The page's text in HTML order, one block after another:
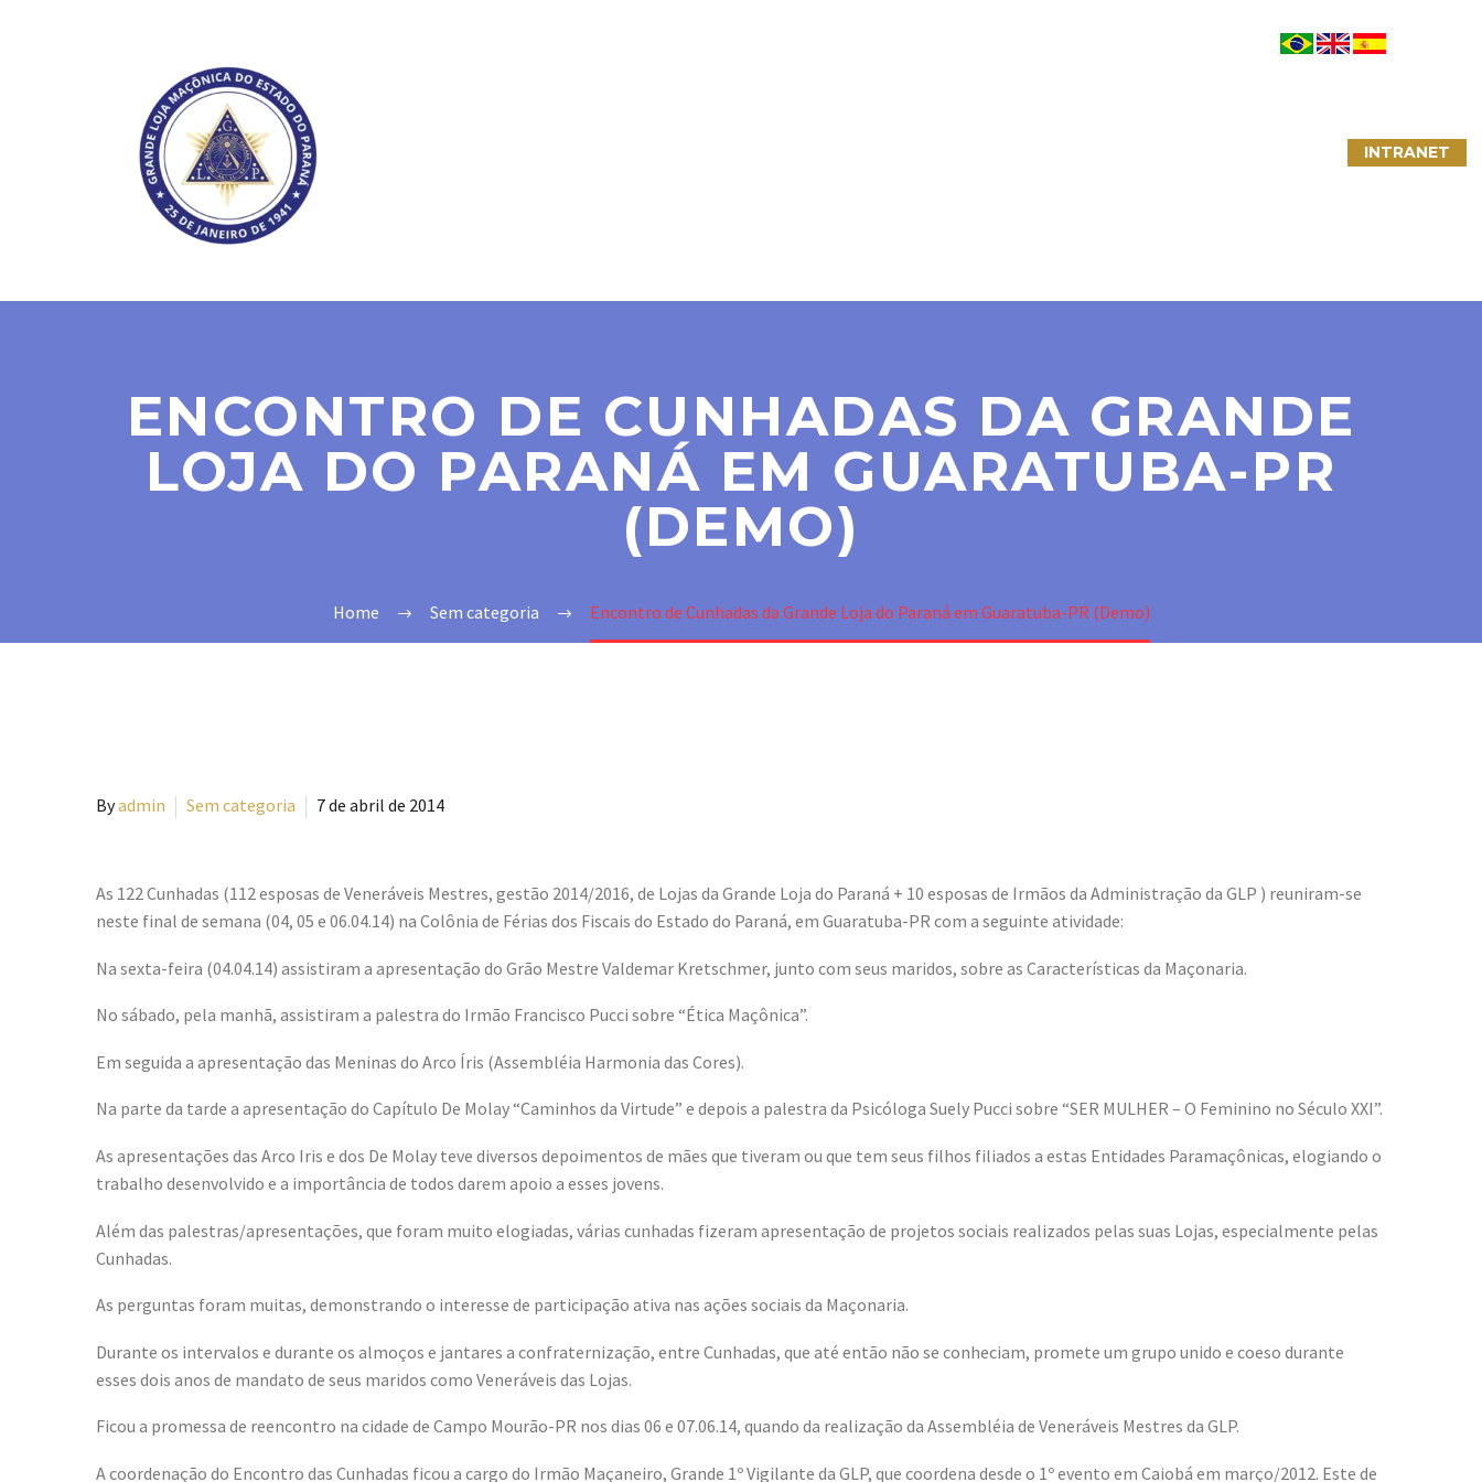
INTRANET
ENCONTRO DE CUNHADAS DA GRANDE
LOJA DO PARANÁ EM GUARATUBA-PR
(DEMO)
Home Sem categoria Encontro de Cunhadas da Grande Loja do Paraná em Guaratuba-PR (Demo)
Byadmin Sem categoria 7 de abril de 2014
As 122 Cunhadas (112 esposas de Veneráveis Mestres, gestão 2014/2016, de Lojas da Grande Loja do Paraná + 10 esposas de Irmãos da Administração da GLP ) reuniram-se
neste final de semana (04, 05 e 06.04.14) na Colônia de Férias dos Fiscais do Estado do Paraná, em Guaratuba-PR com a seguinte atividade:
Na sexta-feira (04.04.14) assistiram a apresentação do Grão Mestre Valdemar Kretschmer, junto com seus maridos, sobre as Características da Maçonaria.
No sábado, pela manhã, assistiram a palestra do Irmão Francisco Pucci sobre “Ética Maçônica”.
Em seguida a apresentação das Meninas do Arco Íris (Assembléia Harmonia das Cores).
Na parte da tarde a apresentação do Capítulo De Molay “Caminhos da Virtude” e depois a palestra da Psicóloga Suely Pucci sobre “SER MULHER – O Feminino no Século XXI”.
As apresentações das Arco Iris e dos De Molay teve diversos depoimentos de mães que tiveram ou que tem seus filhos filiados a estas Entidades Paramaçônicas, elogiando o
trabalho desenvolvido e a importância de todos darem apoio a esses jovens.
Além das palestras/apresentações, que foram muito elogiadas, várias cunhadas fizeram apresentação de projetos sociais realizados pelas suas Lojas, especialmente pelas
Cunhadas.
As perguntas foram muitas, demonstrando o interesse de participação ativa nas ações sociais da Maçonaria.
Durante os intervalos e durante os almoços e jantares a confraternização, entre Cunhadas, que até então não se conheciam, promete um grupo unido e coeso durante
esses dois anos de mandato de seus maridos como Veneráveis das Lojas.
Ficou a promessa de reencontro na cidade de Campo Mourão-PR nos dias 06 e 07.06.14, quando da realização da Assembléia de Veneráveis Mestres da GLP.
A coordenação do Encontro das Cunhadas ficou a cargo do Irmão Maçaneiro, Grande 1º Vigilante da GLP, que coordena desde o 1º evento em Caiobá em março/2012. Este de